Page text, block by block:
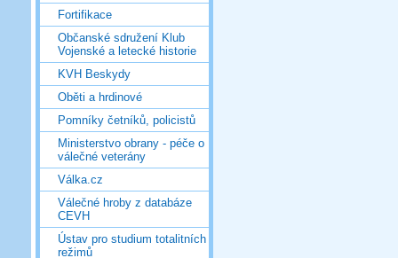
Fortifikace
Občanské sdružení Klub
Vojenské a letecké historie
KVH Beskydy
Oběti a hrdinové
Pomníky četníků, policistů
Ministerstvo obrany - péče o
válečné veterány
Válka.cz
Válečné hroby z databáze
CEVH
Ústav pro studium totalitních
režimů